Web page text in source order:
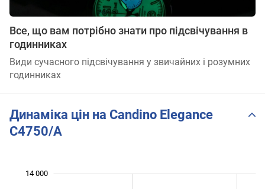
Все, що вам потрібно знати про підсвічування в
годинниках
Види сучасного підсвічування у звичайних і розумних
годинниках
Динаміка цін на Candino Elegance
C4750/A
14 000